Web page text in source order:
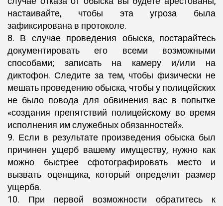
настаивайте, чтобы эта угроза была
зафиксирована в протоколе.
8. В случае проведения обыска, постарайтесь
документировать его всеми возможными
способами; записать на камеру и/или на
диктофон. Следите за тем, чтобы физически не
мешать проведению обыска, чтобы у полицейских
не было повода для обвинения вас в попытке
«создания препятствий полицейскому во время
исполнения им служебных обязанностей».
9. Если в результате произведения обыска был
причинен ущерб вашему имуществу, нужно как
можно быстрее сфотографировать место и
вызвать оценщика, который определит размер
ущерба.
10. При первой возможности обратитесь к